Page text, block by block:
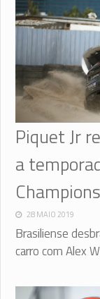
Piquet Jr
a
28 MAIO 2019
Brasiliense
carro com Alex